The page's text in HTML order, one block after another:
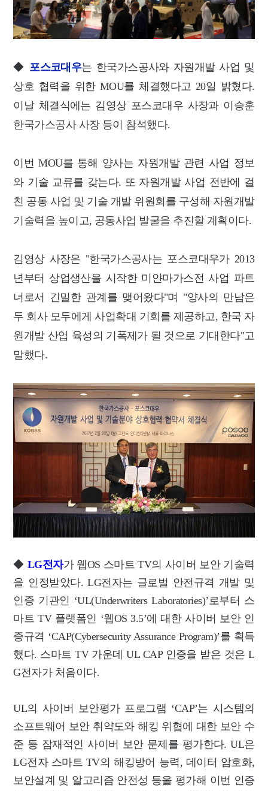
◆ 포스코대우는 한국가스공사와 자원개발 사업 및
상호 협력을 위한 MOU를 체결했다고 20일 밝혔다.
이날 체결식에는 김영상 포스코대우 사장과 이승훈
한국가스공사 사장 등이 참석했다.
이번 MOU를 통해 양사는 자원개발 관련 사업 정보
와 기술 교류를 갖는다. 또 자원개발 사업 전반에 걸
친 공동 사업 및 기술 개발 위원회를 구성해 자원개발
기술력을 높이고, 공동사업 발굴을 추진할 계획이다.
김영상 사장은 "한국가스공사는 포스코대우가 2013
년부터 상업생산을 시작한 미얀마가스전 사업 파트
너로서 긴밀한 관계를 맺어왔다"며 "양사의 만남은
두 회사 모두에게 사업확대 기회를 제공하고, 한국 자
원개발 산업 육성의 기폭제가 될 것으로 기대한다"고
말했다.
◆ LG전자가 웹OS 스마트 TV의 사이버 보안 기술력
을 인정받았다. LG전자는 글로벌 안전규격 개발 및
인증 기관인 ‘UL(Underwriters Laboratories)’로부터 스
마트 TV 플랫폼인 ‘웹OS 3.5’에 대한 사이버 보안 인
증규격 ‘CAP(Cybersecurity Assurance Program)’를 획득
했다. 스마트 TV 가운데 UL CAP 인증을 받은 것은 L
G전자가 처음이다.
UL의 사이버 보안평가 프로그램 ‘CAP’는 시스템의
소프트웨어 보안 취약도와 해킹 위협에 대한 보안 수
준 등 잠재적인 사이버 보안 문제를 평가한다. UL은
LG전자 스마트 TV의 해킹방어 능력, 데이터 암호화,
보안설계 및 알고리즘 안전성 등을 평가해 이번 인증